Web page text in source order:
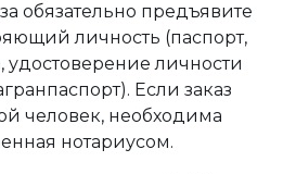
обязательно предъявите
личность (паспорт,
удостоверение личности
Если заказ
человек, необходима
нотариусом.